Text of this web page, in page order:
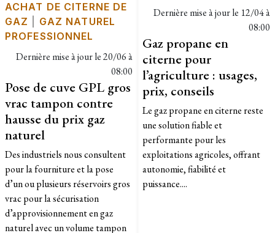
ACHAT DE CITERNE DE
GAZ
GAZ NATUREL
PROFESSIONNEL
Dernière mise à jour le20/06 à
08:00
Pose de cuve GPL gros
vrac tampon contre
hausse du prix gaz
naturel
Des industriels nous consultent
pour la fourniture et la pose
d’un ou plusieurs réservoirs gros
vrac pour la sécurisation
d’approvisionnement en gaz
naturel avec un volume tampon
Dernière mise à jour le 12/04 à
08:00
Gaz propane en
citerne pour
l’agriculture : usages,
prix, conseils
Le gaz propane en citerne reste
une solution fiable et
performante pour les
exploitations agricoles, offrant
autonomie, fiabilité et
puissance....